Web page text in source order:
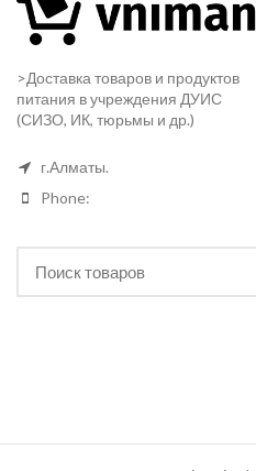
>Доставка товаров и продуктов
питания в учреждения ДУИС
(СИЗО, ИК, тюрьмы и др.)
г.Алматы.
Phone: